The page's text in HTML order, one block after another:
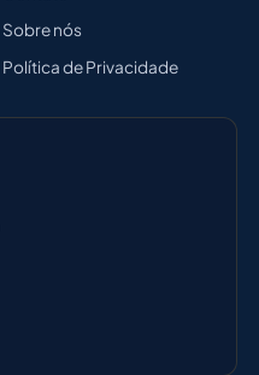
Sobre nós
Política de Privacidade